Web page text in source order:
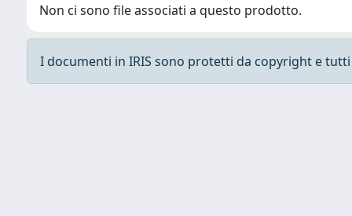
Non ci sono file associati a questo prodotto.
I documenti in IRIS sono protetti da copyright e